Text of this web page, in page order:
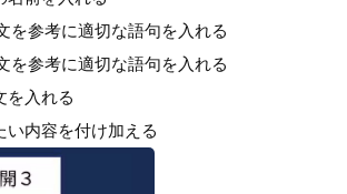
を参考に適切な語句を入れる
を参考に適切な語句を入れる
入れる
い内容を付け加える